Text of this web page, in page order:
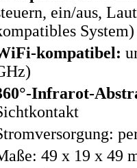
ein/aus,
System)
kompatibel:
Infrarot-
49 x 19 x 49